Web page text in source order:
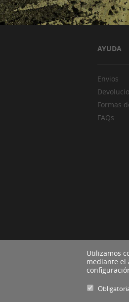
AYUDA
Envios
Formas
FAQs
Utilizamos
mediante el